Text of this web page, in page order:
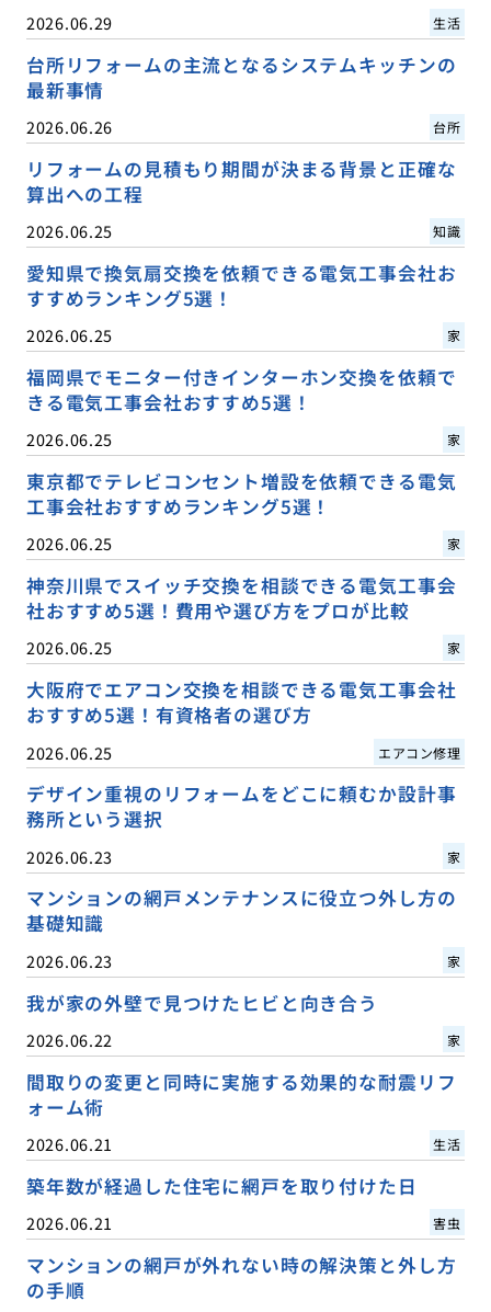
2026.06.29 生活
台所リフォームの主流となるシステムキッチンの
最新事情
2026.06.26 台所
リフォームの見積もり期間が決まる背景と正確な
算出への工程
2026.06.25 知識
愛知県で換気扇交換を依頼できる電気工事会社お
すすめランキング5選！
2026.06.25 家
福岡県でモニター付きインターホン交換を依頼で
きる電気工事会社おすすめ5選！
2026.06.25 家
東京都でテレビコンセント増設を依頼できる電気
工事会社おすすめランキング5選！
2026.06.25 家
神奈川県でスイッチ交換を相談できる電気工事会
社おすすめ5選！費用や選び方をプロが比較
2026.06.25 家
大阪府でエアコン交換を相談できる電気工事会社
おすすめ5選！有資格者の選び方
2026.06.25 エアコン修理
デザイン重視のリフォームをどこに頼むか設計事
務所という選択
2026.06.23 家
マンションの網戸メンテナンスに役立つ外し方の
基礎知識
2026.06.23 家
我が家の外壁で見つけたヒビと向き合う
2026.06.22 家
間取りの変更と同時に実施する効果的な耐震リフ
ォーム術
2026.06.21 生活
築年数が経過した住宅に網戸を取り付けた日
2026.06.21 害虫
マンションの網戸が外れない時の解決策と外し方
の手順